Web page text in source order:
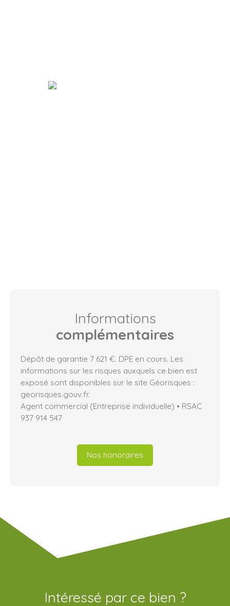
Informations
complémentaires
Dépôt de garantie 7 621 €. DPE en cours. Les
informations sur les risques auxquels ce bien est
exposé sont disponibles sur le site Géorisques :
georisques.gouv.fr.
Agent commercial (Entreprise individuelle) • RSAC
937 914 547
Nos honoraires
Intéressé par ce bien ?